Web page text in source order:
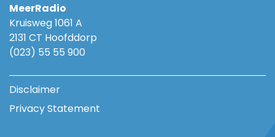
MeerRadio
Kruisweg 1061 A
2131 CT Hoofddorp
(023) 55 55 900
Disclaimer
Privacy Statement